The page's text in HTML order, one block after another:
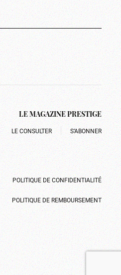
LE MAGAZINE PRESTIGE
LE CONSULTER S’ABONNER
POLITIQUE DE CONFIDENTIALITÉ
POLITIQUE DE REMBOURSEMENT